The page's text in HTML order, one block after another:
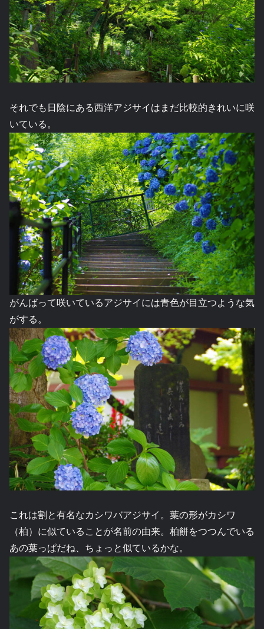
それでも日陰にある西洋アジサイはまだ比較的きれいに咲
いている。
がんばって咲いているアジサイには青色が目立つような気
がする。
これは割と有名なカシワバアジサイ。葉の形がカシワ
（柏）に似ていることが名前の由来。柏餅をつつんでいる
あの葉っぱだね、ちょっと似ているかな。